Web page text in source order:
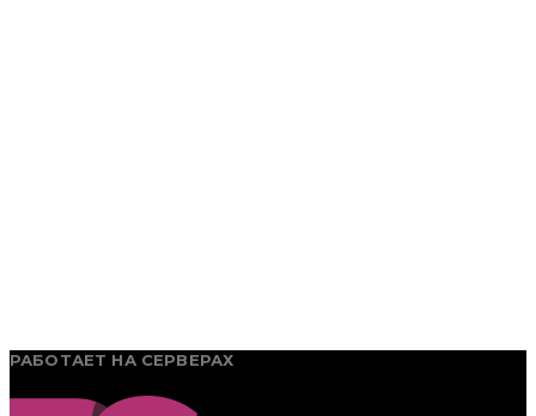
РАБОТАЕТ НА СЕРВЕРАХ